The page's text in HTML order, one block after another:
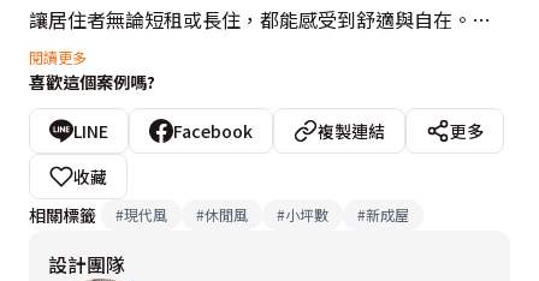
讓居住者無論短租或長住，都能感受到舒適與自在。
設計概念文字為【築藝坊室內裝修有限公司】提供
閱讀更多
喜歡這個案例嗎?
LINE Facebook 複製連結
更多
收藏
相關標籤
#現代風 #休閒風 #小坪數 #新成屋
設計團隊